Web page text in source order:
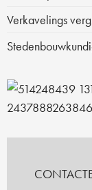
Verkavelings